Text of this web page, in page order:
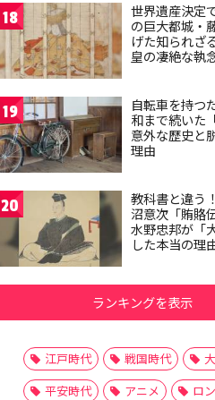
18
世界遺産決定
の巨大都城・
げた知られざ
皇の凄絶な執
19
自転車を持つ
和まで続いた
意外な歴史と
理由
20
教科書と違う
沼意次「賄賂
水野忠邦が「
した本当の理
ランキングを表示
江戸時代 戦国時代
平安時代
アニメ
ロ